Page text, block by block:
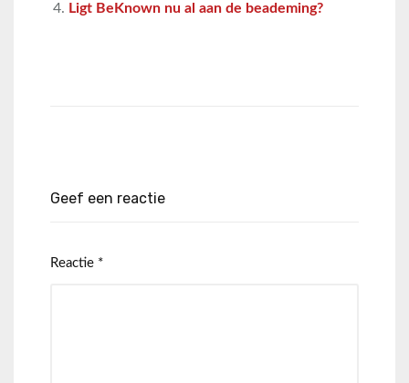
Ligt BeKnown nu al aan de beademing?
Geef een reactie
Reactie *